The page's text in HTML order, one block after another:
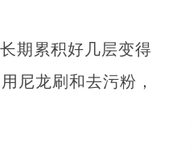
期累积好几层变得
尼龙刷和去污粉，